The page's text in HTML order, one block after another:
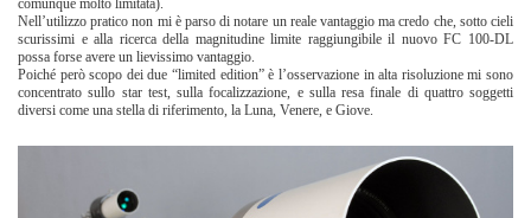
comunque molto limitata).
Nell’utilizzo pratico non mi è parso di notare un reale vantaggio ma credo che, sotto cieli
scurissimi e alla ricerca della magnitudine limite raggiungibile il nuovo FC 100-DL
possa forse avere un lievissimo vantaggio.
Poiché però scopo dei due “limited edition” è l’osservazione in alta risoluzione mi sono
concentrato sullo star test, sulla focalizzazione, e sulla resa finale di quattro soggetti
diversi come una stella di riferimento, la Luna, Venere, e Giove.